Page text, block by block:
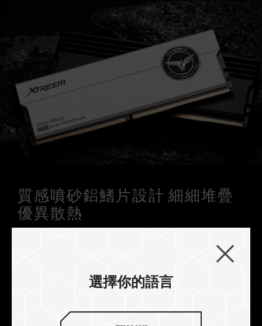
質感噴砂鋁鰭片設計 細細堆疊
優異散熱
形成的冷熱能量轉換，透過質感噴砂融合玄武岩般
厚實金屬兩片式傾斜鋁鰭片設計，呈現玄武岩與沙
灘的外型視覺，得到優異降溫的散熱效果，烙印 T-
選擇你的語言